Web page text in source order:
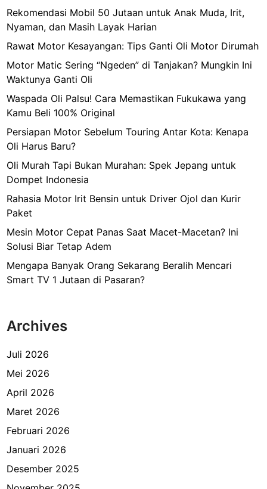
Rekomendasi Mobil 50 Jutaan untuk Anak Muda, Irit,
Nyaman, dan Masih Layak Harian
Rawat Motor Kesayangan: Tips Ganti Oli Motor Dirumah
Motor Matic Sering “Ngeden” di Tanjakan? Mungkin Ini
Waktunya Ganti Oli
Waspada Oli Palsu! Cara Memastikan Fukukawa yang
Kamu Beli 100% Original
Persiapan Motor Sebelum Touring Antar Kota: Kenapa
Oli Harus Baru?
Oli Murah Tapi Bukan Murahan: Spek Jepang untuk
Dompet Indonesia
Rahasia Motor Irit Bensin untuk Driver Ojol dan Kurir
Paket
Mesin Motor Cepat Panas Saat Macet-Macetan? Ini
Solusi Biar Tetap Adem
Mengapa Banyak Orang Sekarang Beralih Mencari
Smart TV 1 Jutaan di Pasaran?
Archives
Juli 2026
Mei 2026
April 2026
Maret 2026
Februari 2026
Januari 2026
Desember 2025